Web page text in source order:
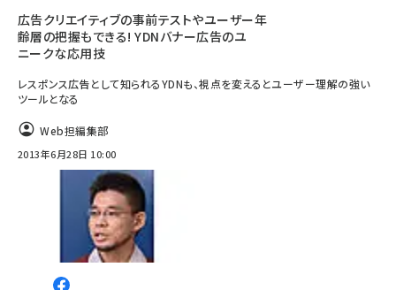
広告クリエイティブの事前テストやユーザー年
齢層の把握もできる! YDNバナー広告のユ
ニークな応用技
レスポンス広告として知られるYDNも、視点を変えるとユーザー理解の強い
ツールとなる
Web担編集部
2013年6月28日 10:00